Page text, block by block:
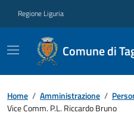
Regione Liguria
Comune di
Home / Amministrazione /
Vice Comm. P.L. Riccardo Bruno